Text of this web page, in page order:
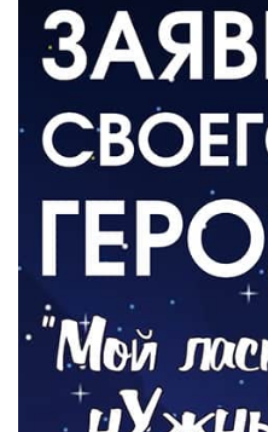
КУЛЬТУРА
Афиша Зеленоградска
04.08.2026
РАЗЪЯСНЯЕМ
Борьба с
04.08.2026